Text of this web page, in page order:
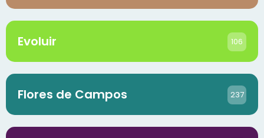
Evoluir 106
Flores de Campos 237